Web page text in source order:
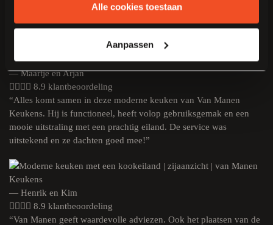
Alle cookies toestaan
Aanpassen
Keukens heeft ons geweldig geholpen de juiste keuzes te maken;
het was fijn om op hun expertise te kunnen vertrouwen.”
— Maartje en Arjan
8.9 klantbeoordeling
“Alles komt samen in deze moderne keuken van Van Manen
Keukens. Hij is functioneel, heeft volop gebruiksgemak en een
mooie uitstraling met een prachtig eiland. De service was
uitstekend en ze dachten goed mee!”
— Henrik en Kim
8.9 klantbeoordeling
“Van Manen geeft waardevolle adviezen. Ook het plaatsen van de